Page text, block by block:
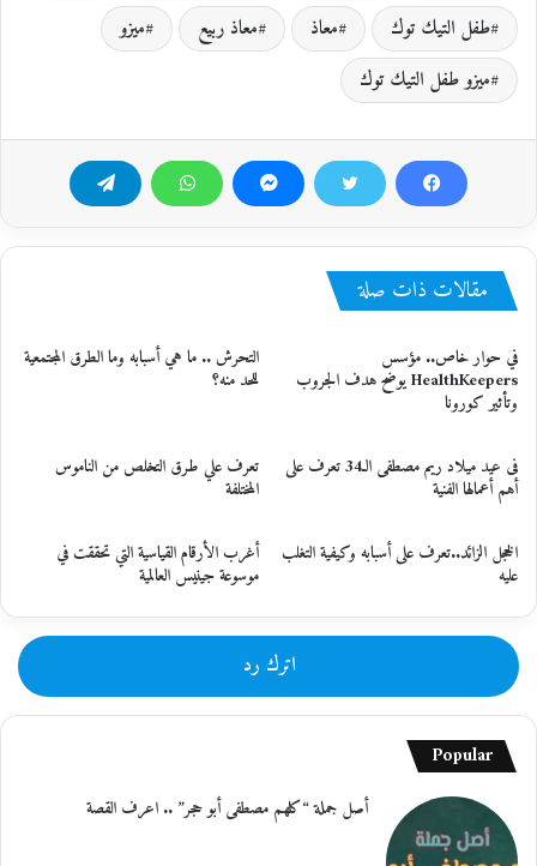
طفل التيك توك
معاذ معاذ ربيع
ميزو
ميزو طفل التيك توك
مقالات ذات صلة
في حوار خاص.. مؤسس
HealthKeepers يوضح هدف الجروب
وتأثير كورونا
التحرش .. ما هي أسبابه وما الطرق المجتمعية
للحد منه؟
فى عيد ميلاد ريم مصطفى الـ34 تعرف على
أهم أعمالها الفنية
تعرف علي طرق التخلص من الناموس
المختلفة
الخجل الزائد..تعرف على أسبابه وكيفية التغلب
عليه
أغرب الأرقام القياسية التي تحققت في
موسوعة جينيس العالمية
اترك رد
Popular
أصل جملة “كلهم مصطفى أبو حجر” .. اعرف القصة